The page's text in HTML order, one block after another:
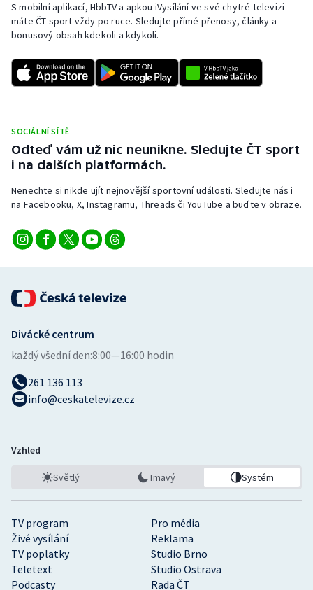
S mobilní aplikací, HbbTV a apkou iVysílání ve své chytré televizi
máte ČT sport vždy po ruce. Sledujte přímé přenosy, články a
bonusový obsah kdekoli a kdykoli.
SOCIÁLNÍ SÍTĚ
Odteď vám už nic neunikne. Sledujte ČT sport
i na dalších platformách.
Nenechte si nikde ujít nejnovější sportovní události. Sledujte nás i
na Facebooku, X, Instagramu, Threads či YouTube a buďte v obraze.
TV program
Pro média
Živé vysílání
Reklama
TV poplatky
Studio Brno
Teletext
Studio Ostrava
Podcasty
Rada ČT
Divácké centrum
každý všední den:8:00—16:00 hodin
261 136 113
info@ceskatelevize.cz
Vzhled
Světlý Tmavý Systém